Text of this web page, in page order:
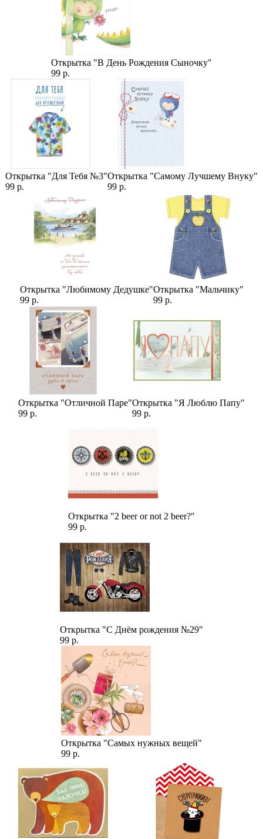
Розовые Розы,Розы оптом
Открытка "В День Рождения Сыночку"
99 р.
Открытка "Для Тебя №3"
99 р.
Открытка "Самому Лучшему Внуку"
99 р.
Открытка "Любимому Дедушке"
99 р.
Открытка "Мальчику"
99 р.
Открытка "Отличной Паре"
99 р.
Открытка "Я Люблю Папу"
99 р.
Открытка "2 beer or not 2 beer?"
99 р.
Открытка "С Днём рождения №29"
99 р.
Открытка "Самых нужных вещей"
99 р.